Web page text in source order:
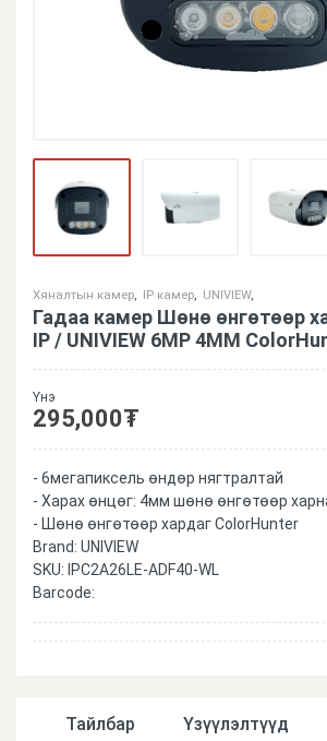
Хяналтын камер IP камер UNIVIEW,
Гадаа камер Шөнө өнгөтөөр
IP / UNIVIEW 6MP 4MM
Үнэ
295,000₮
- 6мегапиксель өндөр нягтралтай
- Харах өнцөг: 4мм шөнө өнгөтөөр
- Шөнө өнгөтөөр хардаг ColorHunter
Brand: UNIVIEW
SKU: IPC2A26LE-ADF40-WL
Barcode:
Тайлбар Үзүүлэлтүүд